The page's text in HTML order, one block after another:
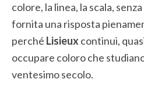
colore, la linea, la scala,
fornita una risposta
perché Lisieux continui,
occupare coloro che
ventesimo secolo.